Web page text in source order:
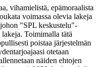
vihamielistä, epämoraalista
voimassa olevia lakeja
johon "SPL keskustelu"-
Toimimalla tätä
poistaa järjestelmän
otetaan
näiden ehtojen